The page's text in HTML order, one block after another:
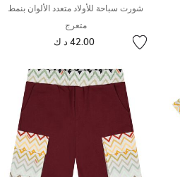
شورت سباحة للأولاد متعدد الألوان بنمط
متعرج
42.00 د ك